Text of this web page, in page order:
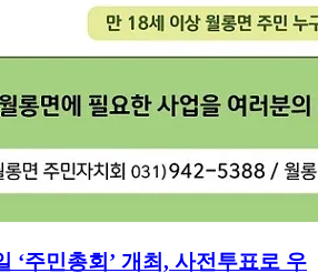
‘주민총회’ 개최, 사전투표로 우